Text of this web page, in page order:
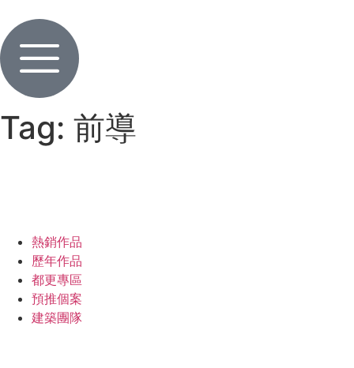
Tag: 前導
熱銷作品
歷年作品
都更專區
預推個案
建築團隊